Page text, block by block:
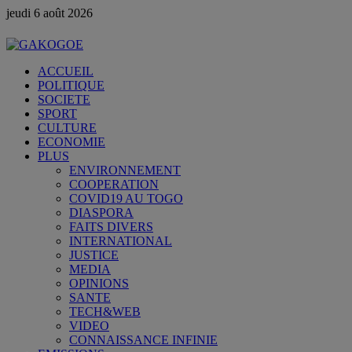
jeudi 6 août 2026
ACCUEIL
POLITIQUE
SOCIETE
SPORT
CULTURE
ECONOMIE
PLUS
ENVIRONNEMENT
COOPERATION
COVID19 AU TOGO
DIASPORA
FAITS DIVERS
INTERNATIONAL
JUSTICE
MEDIA
OPINIONS
SANTE
TECH&WEB
VIDEO
CONNAISSANCE INFINIE